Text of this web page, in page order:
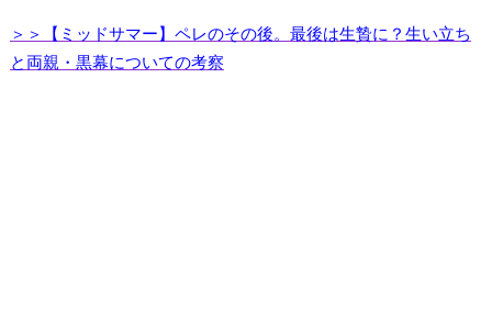
＞＞【ミッドサマー】ペレのその後。最後は生贄に？生い立ち
と両親・黒幕についての考察